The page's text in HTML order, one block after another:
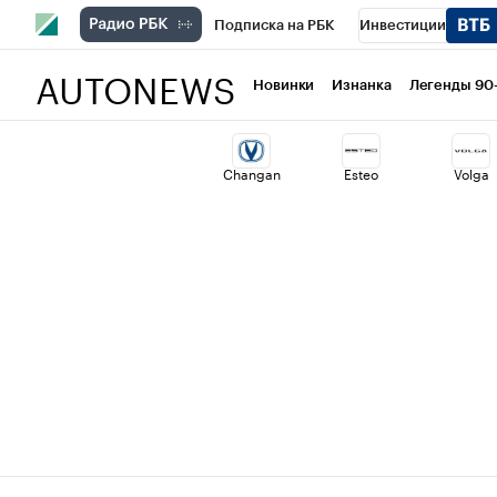
Подписка на РБК Инвестиции
Национальные проекты Город
Кредитные рейтинги Франшизы
AUTONEWS Новинки Изнанка Легенды
Changan Esteo Volga